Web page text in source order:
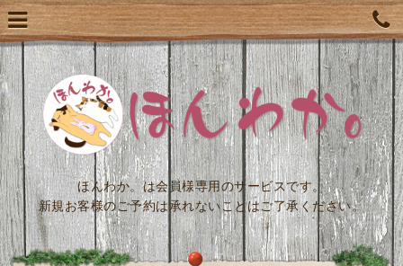
ほんわか。は会員様専用のサービスです。
新規お客様のご予約は承れないことはご了承ください。